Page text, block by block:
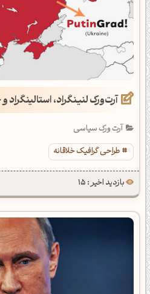
آرت‌ورک لنینگراد، استالینگراد
آرت ورک سیاسی
طراحی گرافیک خلاقانه
بازدید اخیر : 15